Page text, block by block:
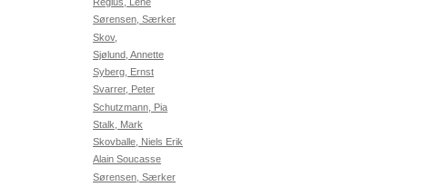
Sørensen, Særker
Skov,
Sjølund, Annette
Syberg, Ernst
Svarrer, Peter
Schutzmann, Pia
Stalk, Mark
Skovballe, Niels Erik
Alain Soucasse
Sørensen, Særker